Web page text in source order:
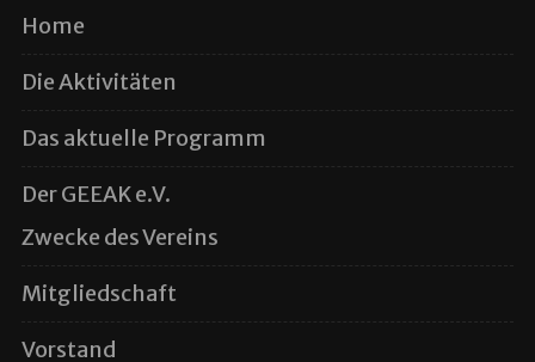
Home
Die Aktivitäten
Das aktuelle Programm
Der GEEAK e.V.
Zwecke des Vereins
Mitgliedschaft
Vorstand